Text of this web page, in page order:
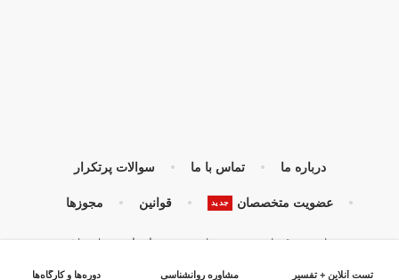
درباره ما تماس با ما سوالات پرتکرار
عضویت متخصصان جدید قوانین مجوزها
تمامی حقوق مادی و معنوی برای مجموعه رابینیا محفوظ میباشد
تست آنلاین + تفسیر مشاوره روانشناسی دوره‌ها و کارگاه‌ها